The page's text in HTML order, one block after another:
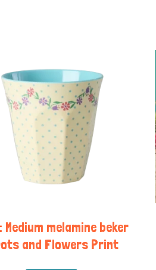
Medium melamine beker
and Flowers Print